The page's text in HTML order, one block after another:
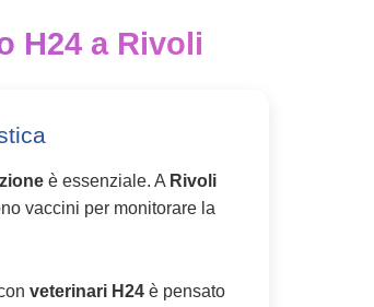
H24 a Rivoli
è essenziale. A Rivoli
vaccini per monitorare la
veterinari H24 è pensato